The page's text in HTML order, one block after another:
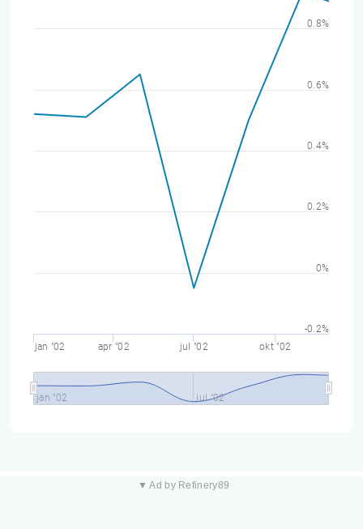
jan "02 apr "02 jul "02 okt "02
jan "02 jul "02
-0.2%
0%
0.2%
0.4%
0.6%
0.8%
▼ Ad by Refinery89